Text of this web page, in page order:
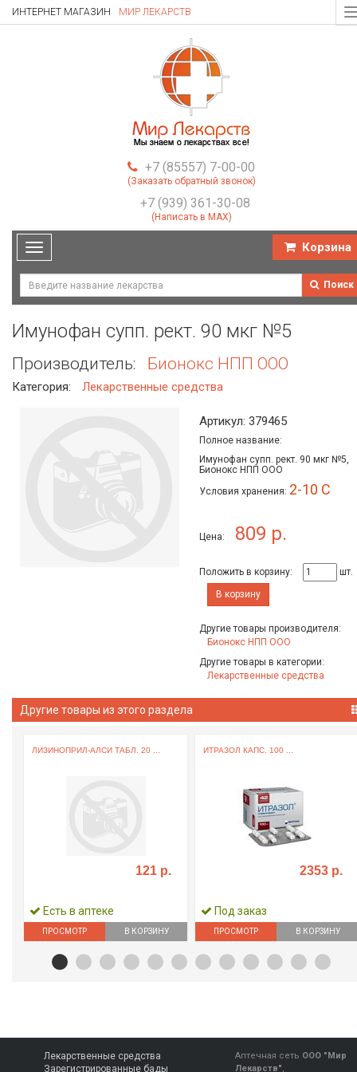
ИНТЕРНЕТ МАГАЗИН МИР ЛЕКАРСТВ
+7 (85557) 7-00-00
(Заказать обратный звонок)
+7 (939) 361-30-08
(Написать в MAX)
Toggle
navigation
Корзина
Поиск
Имунофан супп. рект. 90 мкг №5
Производитель: Бионокс НПП ООО
Категория: Лекарственные средства
Артикул: 379465
Полное название:
Имунофан супп. рект. 90 мкг №5,
Бионокс НПП ООО
Условия хранения: 2-10 С
Цена: 809 р.
Положить в корзину:
шт.
В корзину
Другие товары производителя:
Бионокс НПП ООО
Другие товары в категории:
Лекарственные средства
Другие товары из этого раздела
ЛИЗИНОПРИЛ-АЛСИ ТАБЛ. 20 ...
121 р.
Есть в аптеке
ПРОСМОТР В КОРЗИНУ
ИТРАЗОЛ КАПС. 100 ...
2353 р.
Под заказ
ПРОСМОТР В КОРЗИНУ
Лекарственные средства
Зарегистрированные бады
Аптечная сеть ООО "Мир
Лекарств",